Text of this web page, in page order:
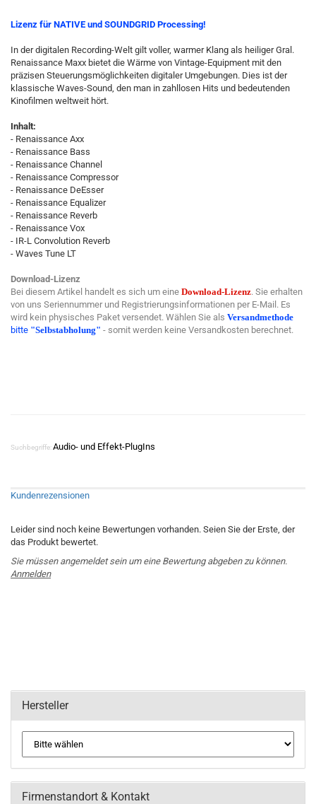
Lizenz für NATIVE und SOUNDGRID Processing!
In der digitalen Recording-Welt gilt voller, warmer Klang als heiliger Gral.
Renaissance Maxx bietet die Wärme von Vintage-Equipment mit den
präzisen Steuerungsmöglichkeiten digitaler Umgebungen. Dies ist der
klassische Waves-Sound, den man in zahllosen Hits und bedeutenden
Kinofilmen weltweit hört.
Inhalt:
- Renaissance Axx
- Renaissance Bass
- Renaissance Channel
- Renaissance Compressor
- Renaissance DeEsser
- Renaissance Equalizer
- Renaissance Reverb
- Renaissance Vox
- IR-L Convolution Reverb
- Waves Tune LT
Download-Lizenz
Bei diesem Artikel handelt es sich um eine Download-Lizenz. Sie erhalten
von uns Seriennummer und Registrierungsinformationen per E-Mail. Es
wird kein physisches Paket versendet. Wählen Sie als Versandmethode
bitte "Selbstabholung" - somit werden keine Versandkosten berechnet.
Suchbegriffe:Audio- und Effekt-PlugIns
Kundenrezensionen
Leider sind noch keine Bewertungen vorhanden. Seien Sie der Erste, der
das Produkt bewertet.
Sie müssen angemeldet sein um eine Bewertung abgeben zu können.
Anmelden
Hersteller
Firmenstandort & Kontakt